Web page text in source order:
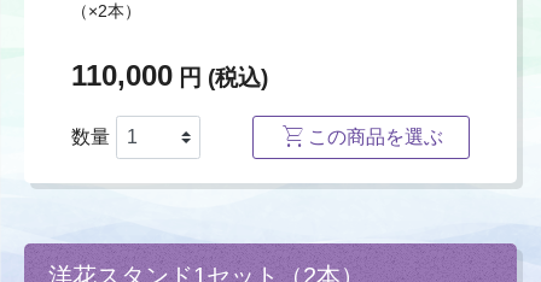
（×2本）
110,000 円 (税込)
数量 この商品を選ぶ
洋花スタンド1セット（2本）